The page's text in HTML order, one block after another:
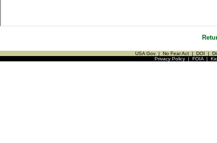
USA Gov | No Fear Act | DOI |
Privacy Policy| FOIA|